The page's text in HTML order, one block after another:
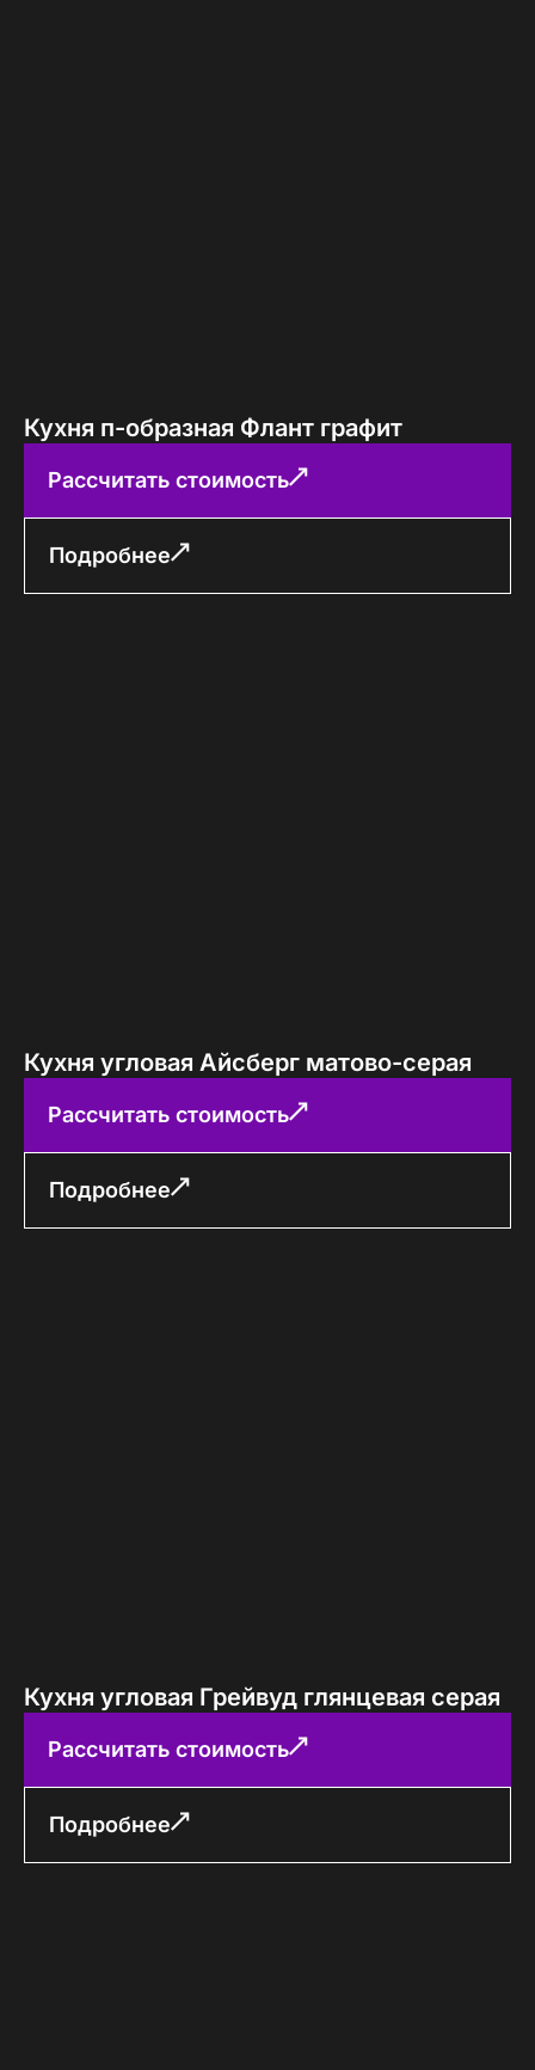
Кухня п-образная Флант графит
Рассчитать стоимость
Подробнее
Кухня угловая Айсберг матово-серая
Рассчитать стоимость
Подробнее
Кухня угловая Грейвуд глянцевая серая
Рассчитать стоимость
Подробнее